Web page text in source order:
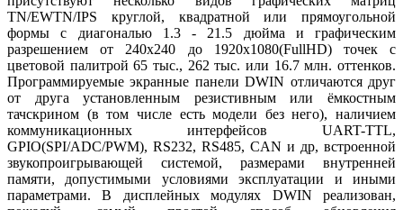
TN/EWTN/IPS круглой, квадратной или прямоугольной
формы с диагональю 1.3 - 21.5 дюйма и графическим
разрешением от 240х240 до 1920х1080(FullHD) точек с
цветовой палитрой 65 тыс., 262 тыс. или 16.7 млн. оттенков.
Программируемые экранные панели DWIN отличаются друг
от друга установленным резистивным или ёмкостным
тачскрином (в том числе есть модели без него), наличием
коммуникационных интерфейсов UART-TTL,
GPIO(SPI/ADC/PWM), RS232, RS485, CAN и др, встроенной
звукопроигрывающей системой, размерами внутренней
памяти, допустимыми условиями эксплуатации и иными
параметрами. В дисплейных модулях DWIN реализован,